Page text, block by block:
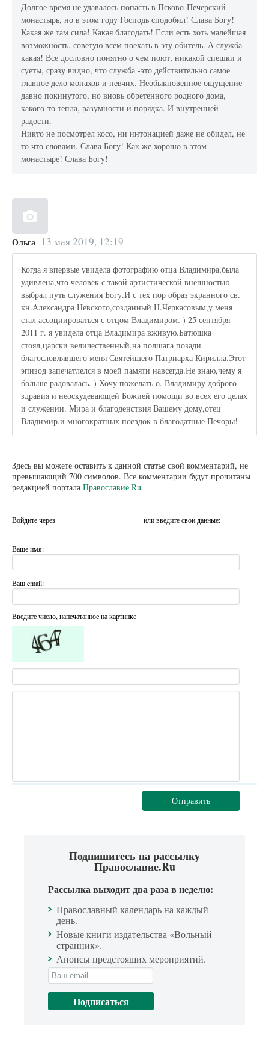
Долгое время не удавалось попасть в Псково-Печерский
монастырь, но в этом году Господь сподобил! Слава Богу!
Какая же там сила! Какая благодать! Если есть хоть малейшая
возможность, советую всем поехать в эту обитель. А служба
какая! Все дословно понятно о чем поют, никакой спешки и
суеты, сразу видно, что служба -это действительно самое
главное дело монахов и певчих. Необыкновенное ощущение
давно покинутого, но вновь обретенного родного дома,
какого-то тепла, разумности и порядка. И внутренней
радости.
Никто не посмотрел косо, ни интонацией даже не обидел, не
то что словами. Слава Богу! Как же хорошо в этом
монастыре! Слава Богу!
Ольга 13 мая 2019, 12:19
Когда я впервые увидела фотографию отца Владимира,была
удивлена,что человек с такой артистической внешностью
выбрал путь служения Богу.И с тех пор образ экранного св.
кн.Александра Невского,созданный Н.Черкасовым,у меня
стал ассоциироваться с отцом Владимиром. ) 25 сентября
2011 г. я увидела отца Владимира вживую.Батюшка
стоял,царски величественный,на полшага позади
благословлявшего меня Святейшего Патриарха Кирилла.Этот
эпизод запечатлелся в моей памяти навсегда.Не знаю,чему я
больше радовалась. ) Хочу пожелать о. Владимиру доброго
здравия и неоскудевающей Божией помощи во всех его делах
и служении. Мира и благоденствия Вашему дому,отец
Владимир,и многократных поездок в благодатные Печоры!
Здесь вы можете оставить к данной статье свой комментарий, не
превышающий 700 символов. Все комментарии будут прочитаны
редакцией портала Православие.Ru.
Войдите через или введите свои данные:
Ваше имя:
Ваш email:
Введите число, напечатанное на картинке
Отправить
Подпишитесь на рассылку
Православие.Ru
Рассылка выходит два раза в неделю:
Православный календарь на каждый
день.
Новые книги издательства «Вольный
странник».
Анонсы предстоящих мероприятий.